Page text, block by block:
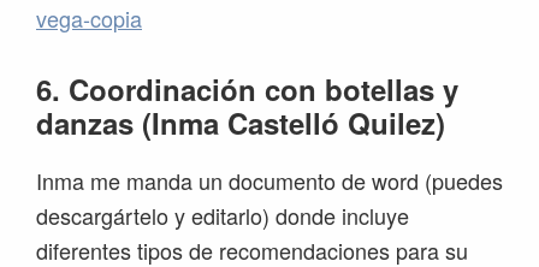
vega-copia
6. Coordinación con botellas y
danzas (Inma Castelló Quilez)
Inma me manda un documento de word (puedes
descargártelo y editarlo) donde incluye
diferentes tipos de recomendaciones para su